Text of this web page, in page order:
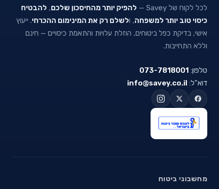
לכל לקוח של Savey —
להפיק יותר מהחיסכון שלכם, להבטיח
כיסוי טוב יותר למשפחה, ולשלם רק את המינימום ההכרחי. ייעוץ
אישי, בדיקת כפל ביטוחים, הוזלת עלויות והתאמת כיסויים — חינם
וללא התחייבות.
טלפון: 073-7818001
דוא"ל: info@savey.co.il
מחשבוני ביטוח